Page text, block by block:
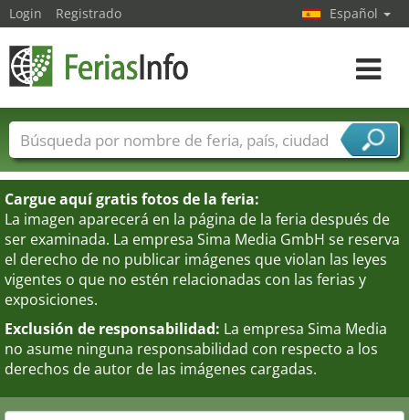
Cargue aquí gratis fotos de la feria:
La imagen aparecerá en la página de la feria después de
ser examinada. La empresa Sima Media GmbH se reserva
el derecho de no publicar imágenes que violan las leyes
vigentes o que no estén relacionadas con las ferias y
exposiciones.
Exclusión de responsabilidad: La empresa Sima Media
no asume ninguna responsabilidad con respecto a los
derechos de autor de las imágenes cargadas.
Login Registrado Español
toggle
Nombres de ferias Países
Ciudades
Sectores de ferias
Sectores de proveedor de servicios